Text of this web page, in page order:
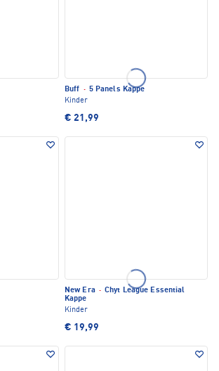
Buff · 5 Panels Kappe
Kinder
€ 21,99
New Era · Chyt League Essential
Kappe
Kinder
€ 19,99